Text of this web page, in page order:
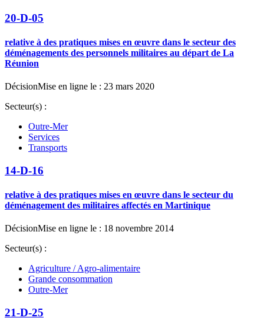
20-D-05
relative à des pratiques mises en œuvre dans le secteur des
déménagements des personnels militaires au départ de La
Réunion
DécisionMise en ligne le : 23 mars 2020
Secteur(s) :
Outre-Mer
Services
Transports
14-D-16
relative à des pratiques mises en œuvre dans le secteur du
déménagement des militaires affectés en Martinique
DécisionMise en ligne le : 18 novembre 2014
Secteur(s) :
Agriculture / Agro-alimentaire
Grande consommation
Outre-Mer
21-D-25